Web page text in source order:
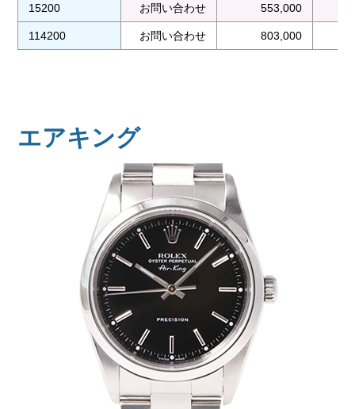
15200 お問い合わせ 553,000
114200 お問い合わせ 803,000
エアキング